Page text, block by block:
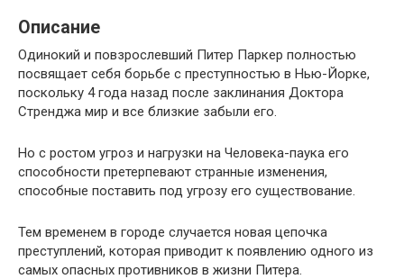
Описание
Одинокий и повзрослевший Питер Паркер полностью
посвящает себя борьбе с преступностью в Нью-Йорке,
поскольку 4 года назад после заклинания Доктора
Стренджа мир и все близкие забыли его.
Но с ростом угроз и нагрузки на Человека-паука его
способности претерпевают странные изменения,
способные поставить под угрозу его существование.
Тем временем в городе случается новая цепочка
преступлений, которая приводит к появлению одного из
самых опасных противников в жизни Питера.